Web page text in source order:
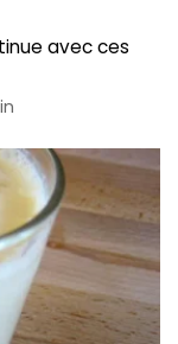
avec ces